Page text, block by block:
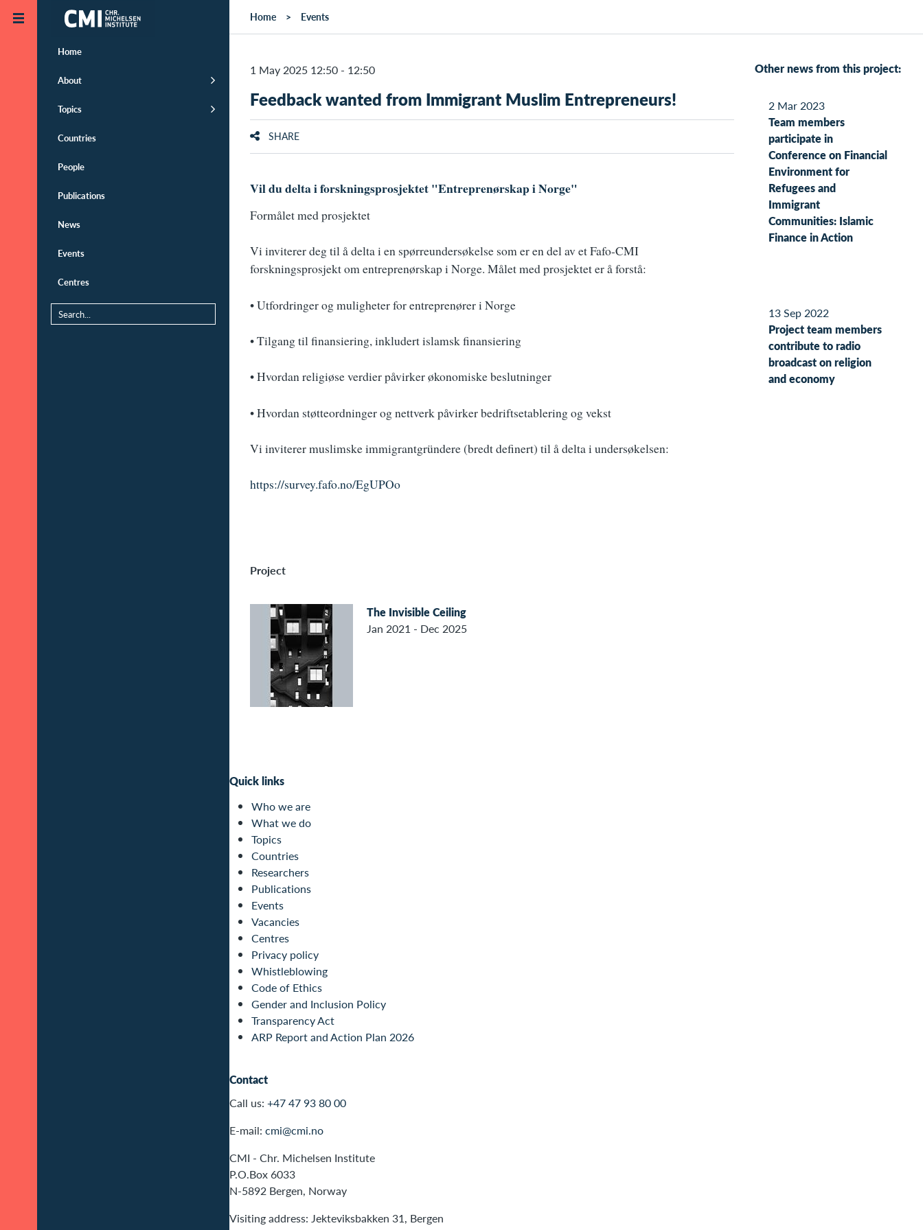
Skip to main content
Home
About
Topics
Countries
People
Publications
News
Events
Centres
Home Events
1 May 2025 12:50 - 12:50
Feedback wanted from Immigrant Muslim Entrepreneurs!
SHARE
Vil du delta i forskningsprosjektet "Entreprenørskap i Norge"
Formålet med prosjektet
Vi inviterer deg til å delta i en spørreundersøkelse som er en del av et Fafo-CMI
forskningsprosjekt om entreprenørskap i Norge. Målet med prosjektet er å forstå:
•Utfordringer og muligheter for entreprenører i Norge
•Tilgang til finansiering, inkludert islamsk finansiering
•Hvordan religiøse verdier påvirker økonomiske beslutninger
•Hvordan støtteordninger og nettverk påvirker bedriftsetablering og vekst
Vi inviterer muslimske immigrantgründere (bredt definert) til å delta i undersøkelsen:
https://survey.fafo.no/EgUPOo
Project
The Invisible Ceiling
Jan 2021 - Dec 2025
Other news from this project:
2 Mar 2023
Team members
participate in
Conference on Financial
Environment for
Refugees and
Immigrant
Communities: Islamic
Finance in Action
13 Sep 2022
Project team members
contribute to radio
broadcast on religion
and economy
Quick links
Who we are
What we do
Topics
Countries
Researchers
Publications
Events
Vacancies
Centres
Privacy policy
Whistleblowing
Code of Ethics
Gender and Inclusion Policy
Transparency Act
ARP Report and Action Plan 2026
Contact
Call us: +47 47 93 80 00
E-mail: cmi@cmi.no
CMI - Chr. Michelsen Institute
P.O.Box 6033
N-5892 Bergen, Norway
Visiting address: Jekteviksbakken 31, Bergen